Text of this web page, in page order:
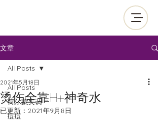
文章
All Posts
荷尔蒙失调
痘痘
All Posts
烫伤全靠H+神奇水
2021年5月18日
已更新： 2021年9月8日